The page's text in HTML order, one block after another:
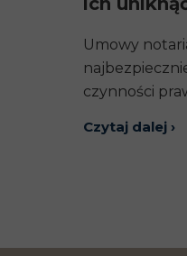
Umowy
czynności
Czytaj dalej ›